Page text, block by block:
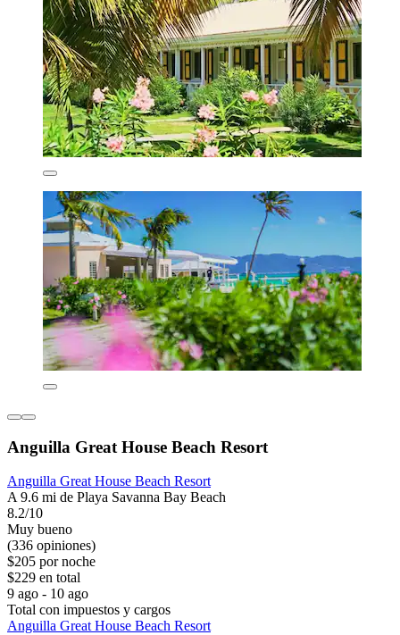
Anguilla Great House Beach Resort
Anguilla Great House Beach Resort
A 9.6 mi de Playa Savanna Bay Beach
8.2/10
Muy bueno
(336 opiniones)
$205 por noche
$229 en total
9 ago - 10 ago
Total con impuestos y cargos
Anguilla Great House Beach Resort